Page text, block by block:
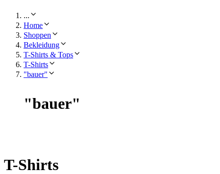
...
Home
Shoppen
Bekleidung
T-Shirts & Tops
T-Shirts
"bauer"
"bauer"
T-Shirts